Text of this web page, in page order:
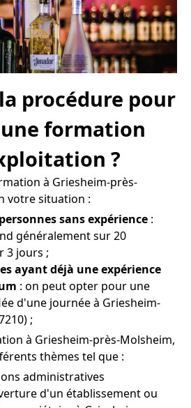
procédure pour
formation
?
à Griesheim-près-
votre situation :
sans expérience :
généralement sur 20
3 jours ;
ayant déjà une expérience
: on peut opter pour une
d'une journée à Griesheim-
;
à Griesheim-près-Molsheim,
thèmes tel que :
administratives
d'un établissement ou